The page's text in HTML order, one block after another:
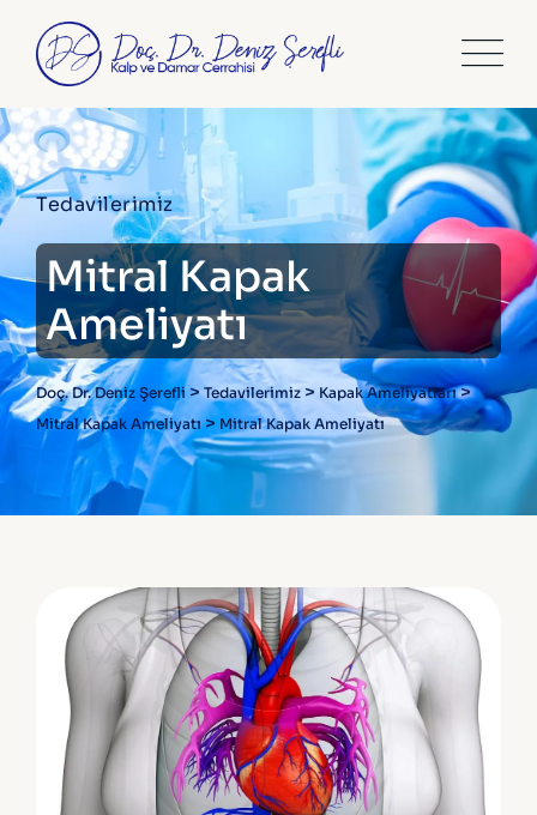
Tedavilerimiz
Mitral Kapak
Ameliyatı
Doç. Dr. Deniz Şerefli >Tedavilerimiz > Kapak Ameliyatları>
Mitral Kapak Ameliyatı>Mitral Kapak Ameliyatı